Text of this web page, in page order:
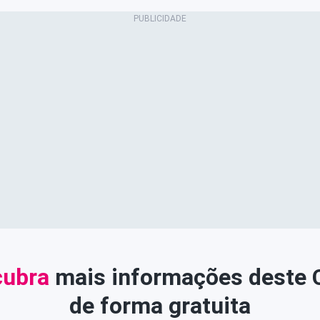
mais informações deste
de forma gratuita